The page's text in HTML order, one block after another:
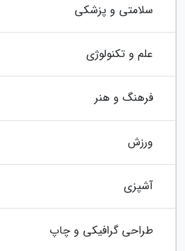
سلامتی و پزشکی
علم و تکنولوژی
فرهنگ و هنر
ورزش
آشپزی
طراحی گرافیکی و چاپ